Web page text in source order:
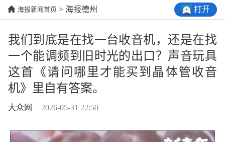
海报新闻首页 > 海报德州 打开
我们到底是在找一台收音机，还是在找
一个能调频到旧时光的出口？声音玩具
这首《请问哪里才能买到晶体管收音
机》里自有答案。
大众网 2026-05-31 22:50